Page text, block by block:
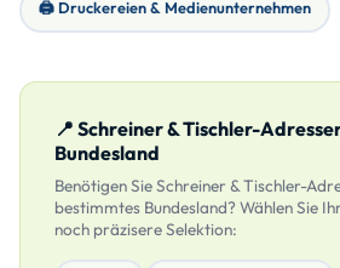
🖨️ Druckereien & Medienunternehmen
📍 Schreiner & Tischler-
Bundesland
Benötigen Sie Schreiner & Tischler-
bestimmtes Bundesland? Wählen Sie
noch präzisere Selektion: